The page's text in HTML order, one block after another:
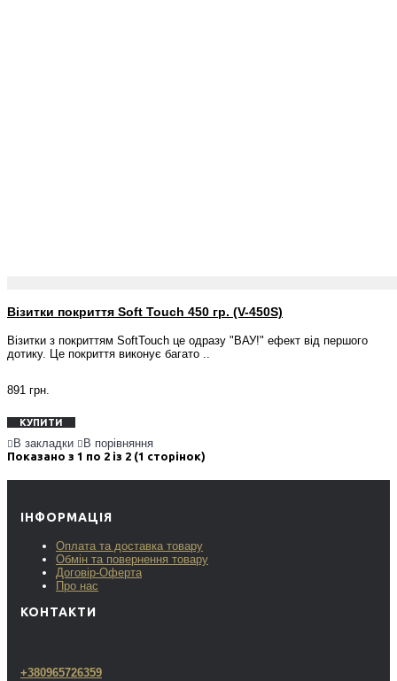
Візитки покриття Soft Touch 450 гр. (V-450S)
Візитки з покриттям SoftTouch це одразу "ВАУ!" ефект від першого
дотику. Це покриття виконує багато ..
891 грн.
КУПИТИ
В закладки В порівняння
Показано з 1 по 2 із 2 (1 сторінок)
ІНФОРМАЦІЯ
Оплата та доставка товару
Обмін та повернення товару
Договір-Оферта
Про нас
КОНТАКТИ
+380965726359